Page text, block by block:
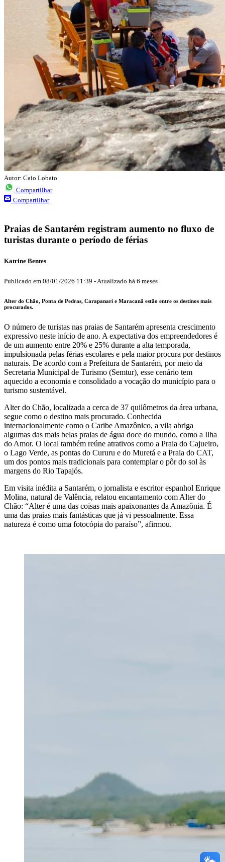
Autor: Caio Lobato
Compartilhar
Compartilhar
Praias de Santarém registram aumento no fluxo de
turistas durante o período de férias
Katrine Bentes
Publicado em 08/01/2026 11:39 - Atualizado há 6 meses
Alter do Chão, Ponta de Pedras, Carapanari e Maracanã estão entre os destinos mais
procurados.
O número de turistas nas praias de Santarém apresenta crescimento
expressivo neste início de ano. A expectativa dos empreendedores é
de um aumento entre 20% e 25% durante a alta temporada,
impulsionada pelas férias escolares e pela maior procura por destinos
naturais. De acordo com a Prefeitura de Santarém, por meio da
Secretaria Municipal de Turismo (Semtur), esse cenário tem
aquecido a economia e consolidado a vocação do município para o
turismo sustentável.
Alter do Chão, localizada a cerca de 37 quilômetros da área urbana,
segue como o destino mais procurado. Conhecida
internacionalmente como o Caribe Amazônico, a vila abriga
algumas das mais belas praias de água doce do mundo, como a Ilha
do Amor. O local também reúne atrativos como a Praia do Cajueiro,
o Lago Verde, as pontas do Cururu e do Muretá e a Praia do CAT,
um dos pontos mais tradicionais para contemplar o pôr do sol às
margens do Rio Tapajós.
Em visita inédita a Santarém, o jornalista e escritor espanhol Enrique
Molina, natural de Valência, relatou encantamento com Alter do
Chão: “Alter é uma das coisas mais apaixonantes da Amazônia. É
uma das praias mais fantásticas que já vi pessoalmente. Essa
natureza é como uma fotocópia do paraíso”, afirmou.